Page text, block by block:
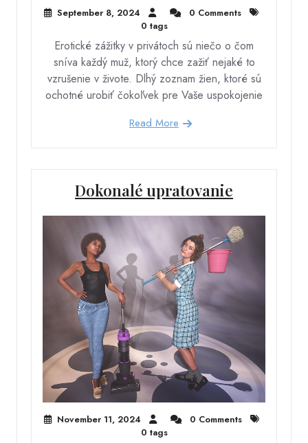
September 8, 2024
0 Comments
0 tags
Erotické zážitky v privátoch sú niečo o čom
sníva každý muž, ktorý chce zažiť nejaké to
vzrušenie v živote. Dlhý zoznam žien, ktoré sú
ochotné urobiť čokoľvek pre Vaše uspokojenie
Read More
Dokonalé upratovanie
November 11, 2024
0 Comments
0 tags